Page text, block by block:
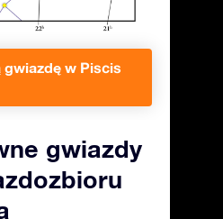
w Piscis
gwiazdy